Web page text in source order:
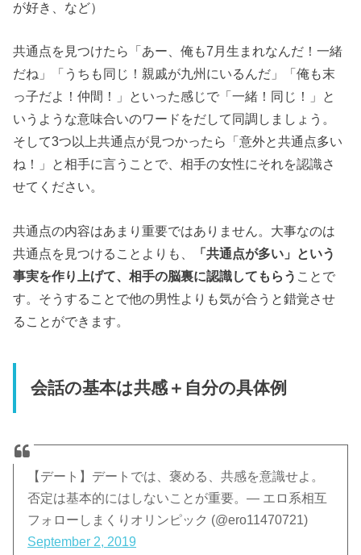
が好き、など）
共通点を見つけたら「あー、俺も7月生まれなんだ！一緒
だね」「うちも同じ！親戚が九州にいるんだ」「俺も末
っ子だよ！仲間！」といった感じで「一緒！同じ！」と
いうような意味合いのワードをだして同調しましょう。
そして3つ以上共通点が見つかったら「意外と共通点多い
ね！」と相手に言うことで、相手の女性にそれを認識さ
せてください。
共通点の内容はあまり重要ではありません。大事なのは
共通点を見つけることよりも、
「共通点が多い」という
事実を作り上げて、相手の脳裏に認識してもらう ことで
す。そうすることで他の男性よりも気が合うと錯覚させ
ることができます。
会話の基本は共感＋自分の具体例
【デート】デートでは、褒める、共感を意識せよ。
否定は基本的にはしないことが重要。— エロ系相互
フォローしまくりオリンピック (@ero11470721)
September 2, 2019